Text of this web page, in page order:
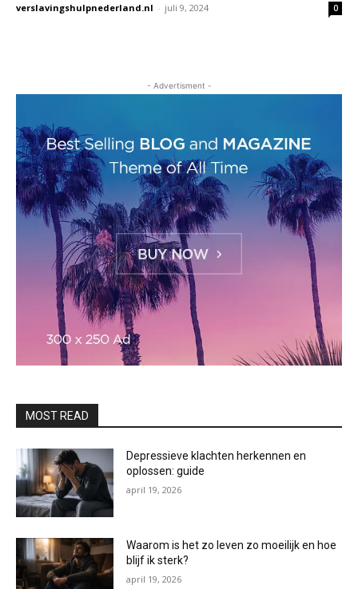
verslavingshulpnederland.nl - juli 9, 2024 0
- Advertisment -
MOST READ
Depressieve klachten herkennen en
oplossen: guide
april 19, 2026
Waarom is het zo leven zo moeilijk en hoe
blijf ik sterk?
april 19, 2026